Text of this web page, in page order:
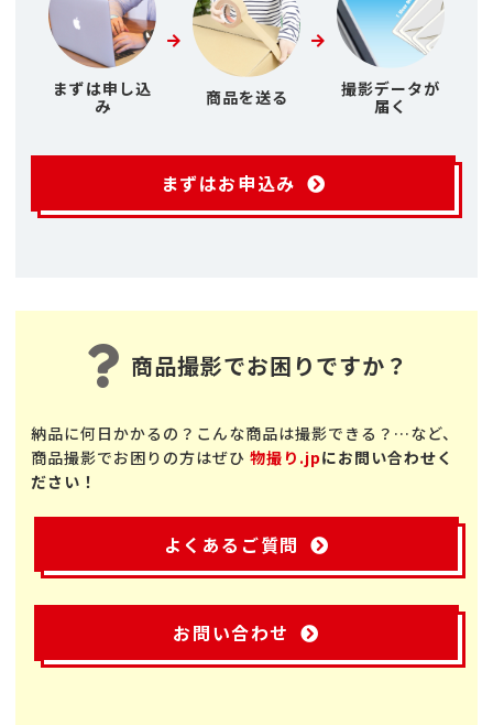
まずは申し込
み
商品を送る
撮影データが
届く
まずはお申込み
商品撮影でお困りですか？
納品に何日かかるの？こんな商品は撮影できる？…など、
商品撮影でお困りの方はぜひ 物撮り.jpにお問い合わせく
ださい！
よくあるご質問
お問い合わせ